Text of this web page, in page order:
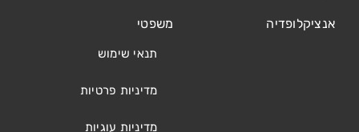
אנציקלופדיה משפטי
תנאי שימוש
מדיניות פרטיות
מדיניות עוגיות